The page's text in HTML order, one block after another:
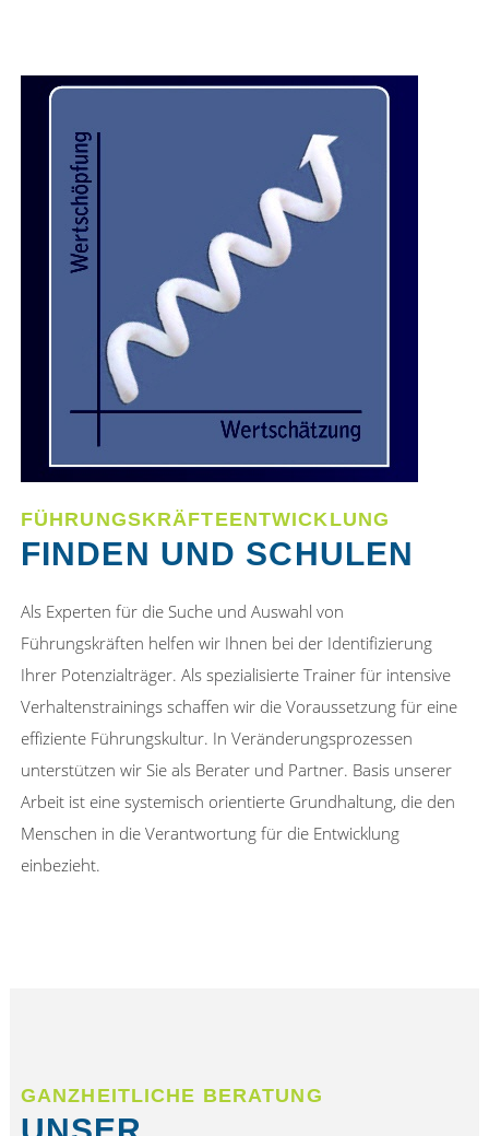
FÜHRUNGSKRÄFTEENTWICKLUNG
FINDEN UND SCHULEN
Als Experten für die Suche und Auswahl von
Führungskräften helfen wir Ihnen bei der Identifizierung
Ihrer Potenzialträger. Als spezialisierte Trainer für intensive
Verhaltenstrainings schaffen wir die Voraussetzung für eine
effiziente Führungskultur. In Veränderungsprozessen
unterstützen wir Sie als Berater und Partner. Basis unserer
Arbeit ist eine systemisch orientierte Grundhaltung, die den
Menschen in die Verantwortung für die Entwicklung
einbezieht.
GANZHEITLICHE BERATUNG